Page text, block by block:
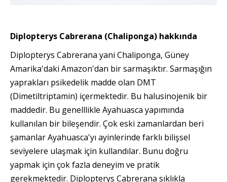
Diplopterys Cabrerana (Chaliponga) hakkında
Diplopterys Cabrerana yani Chaliponga, Güney
Amarika'daki Amazon'dan bir sarmaşıktır. Sarmaşığın
yaprakları psikedelik madde olan DMT
(Dimetiltriptamin) içermektedir. Bu halusinojenik bir
maddedir. Bu genelllikle Ayahuasca yapımında
kullanılan bir bileşendir. Çok eski zamanlardan beri
şamanlar Ayahuasca'yı ayinlerinde farklı bilişsel
seviyelere ulaşmak için kullandılar. Bunu doğru
yapmak için çok fazla deneyim ve pratik
gerekmektedir. Diplopterys Cabrerana sıklıkla